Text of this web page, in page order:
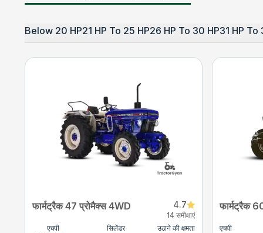
Below 20 HP21 HP To 25 HP26 HP To 30 HP31 HP To
फार्मट्रैक 47 प्रोमैक्स 4WD 4.7
14 समीक्षाएं
एचपी
सिलेंडर उठाने की क्षमता
फार्मट्रैक
एचपी